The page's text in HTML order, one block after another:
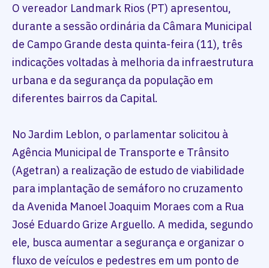
O vereador Landmark Rios (PT) apresentou,
durante a sessão ordinária da Câmara Municipal
de Campo Grande desta quinta-feira (11), três
indicações voltadas à melhoria da infraestrutura
urbana e da segurança da população em
diferentes bairros da Capital.
No Jardim Leblon, o parlamentar solicitou à
Agência Municipal de Transporte e Trânsito
(Agetran) a realização de estudo de viabilidade
para implantação de semáforo no cruzamento
da Avenida Manoel Joaquim Moraes com a Rua
José Eduardo Grize Arguello. A medida, segundo
ele, busca aumentar a segurança e organizar o
fluxo de veículos e pedestres em um ponto de